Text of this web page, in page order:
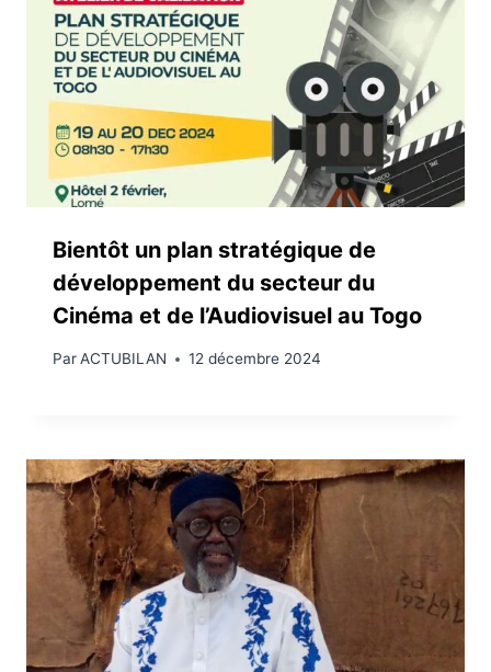
Bientôt un plan stratégique de
développement du secteur du
Cinéma et de l’Audiovisuel au Togo
ParACTUBILAN 12 décembre 2024